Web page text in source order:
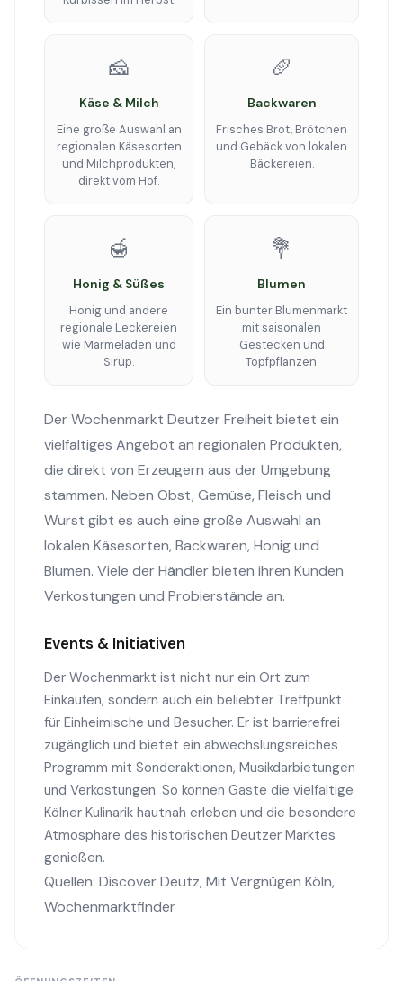
🧀
Käse & Milch
Eine große Auswahl an
regionalen Käsesorten
und Milchprodukten,
direkt vom Hof.
🥖
Backwaren
Frisches Brot, Brötchen
und Gebäck von lokalen
Bäckereien.
🍯
Honig & Süßes
Honig und andere
regionale Leckereien
wie Marmeladen und
Sirup.
💐
Blumen
Ein bunter Blumenmarkt
mit saisonalen
Gestecken und
Topfpflanzen.
Der Wochenmarkt Deutzer Freiheit bietet ein
vielfältiges Angebot an regionalen Produkten,
die direkt von Erzeugern aus der Umgebung
stammen. Neben Obst, Gemüse, Fleisch und
Wurst gibt es auch eine große Auswahl an
lokalen Käsesorten, Backwaren, Honig und
Blumen. Viele der Händler bieten ihren Kunden
Verkostungen und Probierstände an.
Events & Initiativen
Der Wochenmarkt ist nicht nur ein Ort zum
Einkaufen, sondern auch ein beliebter Treffpunkt
für Einheimische und Besucher. Er ist barrierefrei
zugänglich und bietet ein abwechslungsreiches
Programm mit Sonderaktionen, Musikdarbietungen
und Verkostungen. So können Gäste die vielfältige
Kölner Kulinarik hautnah erleben und die besondere
Atmosphäre des historischen Deutzer Marktes
genießen.
Quellen: Discover Deutz, Mit Vergnügen Köln,
Wochenmarktfinder